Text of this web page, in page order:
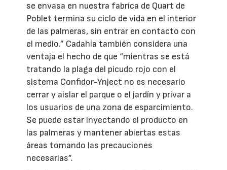
se envasa en nuestra fabríca de Quart de
Poblet termina su ciclo de vida en el interior
de las palmeras, sin entrar en contacto con
el medio.” Cadahía también considera una
ventaja el hecho de que “mientras se está
tratando la plaga del picudo rojo con el
sistema Confidor-Ynject no es necesario
cerrar y aislar el parque o el jardín y privar a
los usuarios de una zona de esparcimiento.
Se puede estar inyectando el producto en
las palmeras y mantener abiertas estas
áreas tomando las precauciones
necesarias”.